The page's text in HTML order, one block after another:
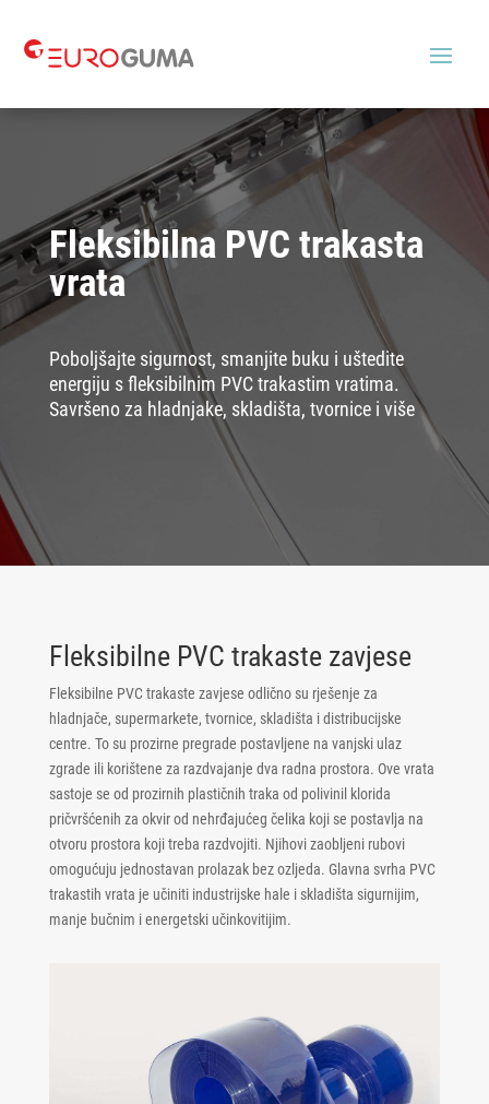
Fleksibilna PVC trakasta
vrata
Poboljšajte sigurnost, smanjite buku i uštedite
energiju s fleksibilnim PVC trakastim vratima.
Savršeno za hladnjake, skladišta, tvornice i više
Fleksibilne PVC trakaste zavjese
Fleksibilne PVC trakaste zavjese odlično su rješenje za
hladnjače, supermarkete, tvornice, skladišta i distribucijske
centre. To su prozirne pregrade postavljene na vanjski ulaz
zgrade ili korištene za razdvajanje dva radna prostora. Ove vrata
sastoje se od prozirnih plastičnih traka od polivinil klorida
pričvršćenih za okvir od nehrđajućeg čelika koji se postavlja na
otvoru prostora koji treba razdvojiti. Njihovi zaobljeni rubovi
omogućuju jednostavan prolazak bez ozljeda. Glavna svrha PVC
trakastih vrata je učiniti industrijske hale i skladišta sigurnijim,
manje bučnim i energetski učinkovitijim.